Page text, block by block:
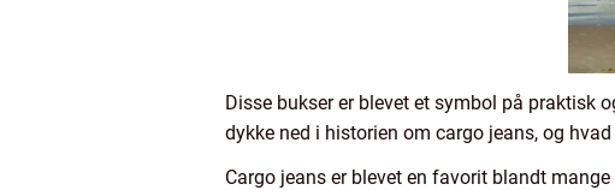
Disse bukser er blevet et symbol på praktisk
dykke ned i historien om cargo jeans, og
Cargo jeans er blevet en favorit blandt